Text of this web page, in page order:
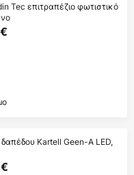
Tec επιτραπέζιο φωτιστικό
Kartell Geen-A LED,